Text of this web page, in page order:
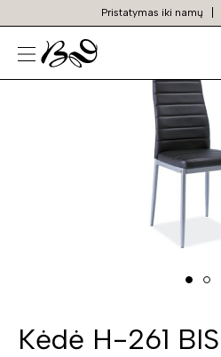
Pristatymas iki namų
Prekių
paieška
N
TURIME SANDĖLYJE
Kėdė H-261